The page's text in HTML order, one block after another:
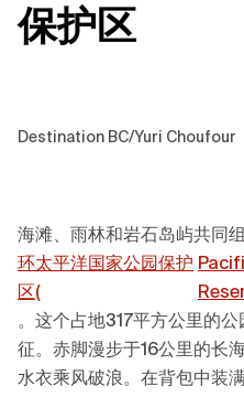
保护区
Destination BC/Yuri Choufour
海滩、雨林和岩石岛屿共同
环太平洋国家公园保护
区(
。这个占地317平方公里的
征。赤脚漫步于16公里的长
水衣乘风破浪。在背包中装